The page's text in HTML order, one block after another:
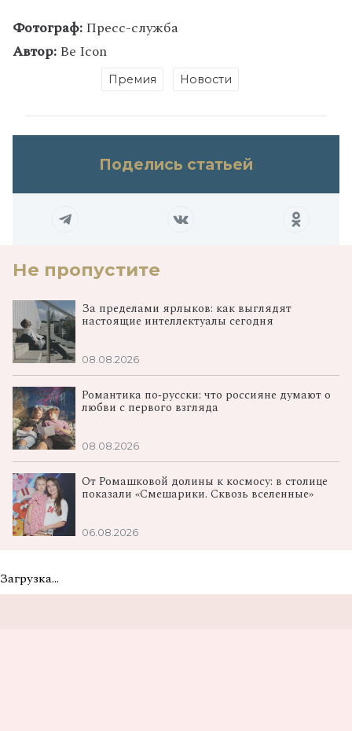
Фотограф:Пресс-служба
Автор:Be Icon
Премия Новости
Поделись статьей
Не пропустите
За пределами ярлыков: как выглядят
настоящие интеллектуалы сегодня
08.08.2026
Романтика по‑русски: что россияне думают о
любви с первого взгляда
08.08.2026
От Ромашковой долины к космосу: в столице
показали «Смешарики. Сквозь вселенные»
06.08.2026
Загрузка...